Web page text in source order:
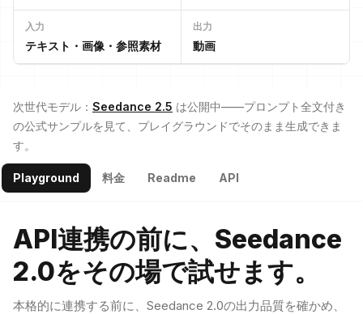
入力
テキスト・画像・参照素材
出力
動画
次世代モデル： Seedance 2.5 は公開中——プロンプト全文付き
の公式サンプルを見て、プレイグラウンドでそのまま生成できま
す。
Playground 料金 Readme API
API連携の前に、Seedance
2.0をその場で試せます。
本格的に連携する前に、Seedance 2.0の出力品質を確かめ、